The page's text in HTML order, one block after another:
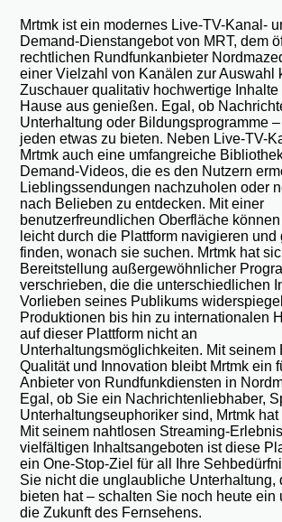
Mrtmk ist ein modernes Live-TV-Kanal-
Demand-Dienstangebot von MRT, dem
rechtlichen Rundfunkanbieter
einer Vielzahl von Kanälen zur Auswahl
Zuschauer qualitativ hochwertige Inhalte
Hause aus genießen. Egal, ob
Unterhaltung oder Bildungsprogramme
jeden etwas zu bieten. Neben Live-TV-
Mrtmk auch eine umfangreiche
Demand-Videos, die es den Nutzern
Lieblingssendungen nachzuholen oder
nach Belieben zu entdecken. Mit einer
benutzerfreundlichen Oberfläche
leicht durch die Plattform navigieren und
finden, wonach sie suchen. Mrtmk hat
Bereitstellung außergewöhnlicher
verschrieben, die die unterschiedlichen
Vorlieben seines Publikums
Produktionen bis hin zu internationalen
auf dieser Plattform nicht an
Unterhaltungsmöglichkeiten. Mit seinem
Qualität und Innovation bleibt Mrtmk ein
Anbieter von Rundfunkdiensten in
Egal, ob Sie ein Nachrichtenliebhaber,
Unterhaltungseuphoriker sind, Mrtmk hat
Mit seinem nahtlosen Streaming-
vielfältigen Inhaltsangeboten ist diese
ein One-Stop-Ziel für all Ihre
Sie nicht die unglaubliche Unterhaltung,
bieten hat – schalten Sie noch heute ein
die Zukunft des Fernsehens.